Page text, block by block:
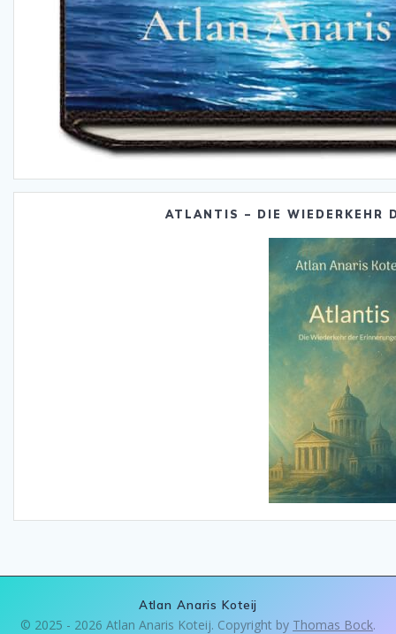
ATLANTIS – DIE WIEDERKEHR
Atlan Anaris Koteij
© 2025 - 2026 Atlan Anaris Koteij. Copyright by Thomas Bock.